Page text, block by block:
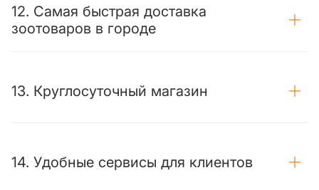
12. Самая быстрая доставка
зоотоваров в городе
13. Круглосуточный магазин
14. Удобные сервисы для клиентов